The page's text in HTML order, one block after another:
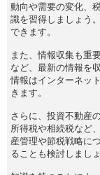
動向や需要の変化、
識を習得しましょう
できます。
また、情報収集も重
など、最新の情報を
情報はインターネッ
きます。
さらに、投資不動産
所得税や相続税など
産管理や節税戦略に
ることも検討しましょ